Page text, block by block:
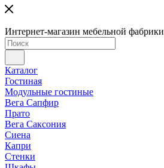
Интернет-магазин мебельной фабрики
Каталог
Гостиная
Модульные гостиные
Вега Сапфир
Прато
Вега Саксония
Сиена
Капри
Стенки